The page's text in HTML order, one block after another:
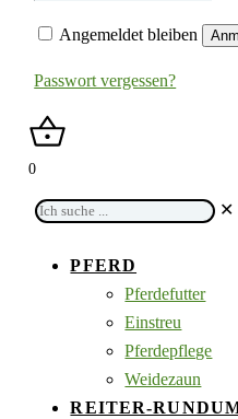
Angemeldet bleiben
Passwort vergessen?
0
Ich
✕
PFERD
Pferdefutter
Einstreu
Pferdepflege
Weidezaun
REITER-